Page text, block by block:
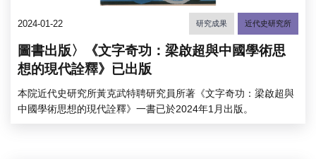
2024-01-22 研究成果 近代史研究所
圖書出版〉《文字奇功：梁啟超與中國學術思
想的現代詮釋》已出版
本院近代史研究所黃克武特聘研究員所著《文字奇功：梁啟超與
中國學術思想的現代詮釋》一書已於2024年1月出版。